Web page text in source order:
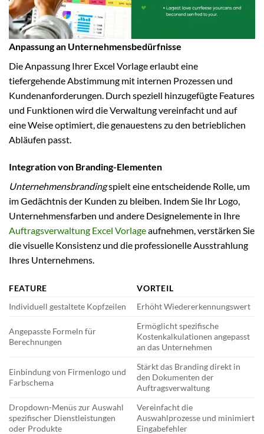
Anpassung an Unternehmensbedürfnisse
Die Anpassung Ihrer Excel Vorlage erlaubt eine
tiefergehende Abstimmung mit internen Prozessen und
Kundenanforderungen. Durch speziell hinzugefügte Features
und Funktionen wird die Verwaltung vereinfacht und auf
eine Weise optimiert, die genauestens zu den betrieblichen
Abläufen passt.
Integration von Branding-Elementen
Unternehmensbrandingspielt eine entscheidende Rolle, um
im Gedächtnis der Kunden zu bleiben. Indem Sie Ihr Logo,
Unternehmensfarben und andere Designelemente in Ihre
Auftragsverwaltung Excel Vorlageaufnehmen, verstärken Sie
die visuelle Konsistenz und die professionelle Ausstrahlung
Ihres Unternehmens.
FEATURE
VORTEIL
Individuell gestaltete Kopfzeilen
Erhöht Wiedererkennungswert
Angepasste Formeln für
Berechnungen
Ermöglicht spezifische
Kostenkalkulationen angepasst
an das Unternehmen
Einbindung von Firmenlogo und
Farbschema
Stärkt das Branding direkt in
den Dokumenten der
Auftragsverwaltung
Dropdown-Menüs zur Auswahl
spezifischer Dienstleistungen
oder Produkte
Vereinfacht die
Auswahlprozesse und minimiert
Eingabefehler